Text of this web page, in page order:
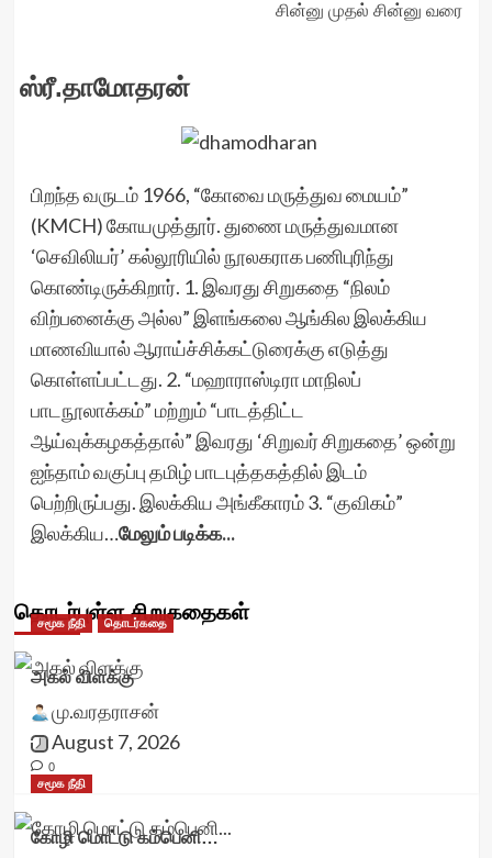
சின்னு முதல் சின்னு வரை
ஸ்ரீ.தாமோதரன்
பிறந்த வருடம் 1966, “கோவை மருத்துவ மையம்”
(KMCH) கோயமுத்தூர். துணை மருத்துவமான
‘செவிலியர்’ கல்லூரியில் நூலகராக பணிபுரிந்து
கொண்டிருக்கிறார். 1. இவரது சிறுகதை “நிலம்
விற்பனைக்கு அல்ல” இளங்கலை ஆங்கில இலக்கிய
மாணவியால் ஆராய்ச்சிக்கட்டுரைக்கு எடுத்து
கொள்ளப்பட்டது. 2. “மஹாராஸ்டிரா மாநிலப்
பாடநூலாக்கம்” மற்றும் “பாடத்திட்ட
ஆய்வுக்கழகத்தால்” இவரது ‘சிறுவர் சிறுகதை’ ஒன்று
ஐந்தாம் வகுப்பு தமிழ் பாடபுத்தகத்தில் இடம்
பெற்றிருப்பது. இலக்கிய அங்கீகாரம் 3. “குவிகம்”
இலக்கிய…மேலும் படிக்க...
தொடர்புள்ள சிறுகதைகள்
சமூக நீதி தொடர்கதை
அகல் விளக்கு
மு.வரதராசன்
August 7, 2026
0
சமூக நீதி
கோழி மொட்டு கம்பெனி…